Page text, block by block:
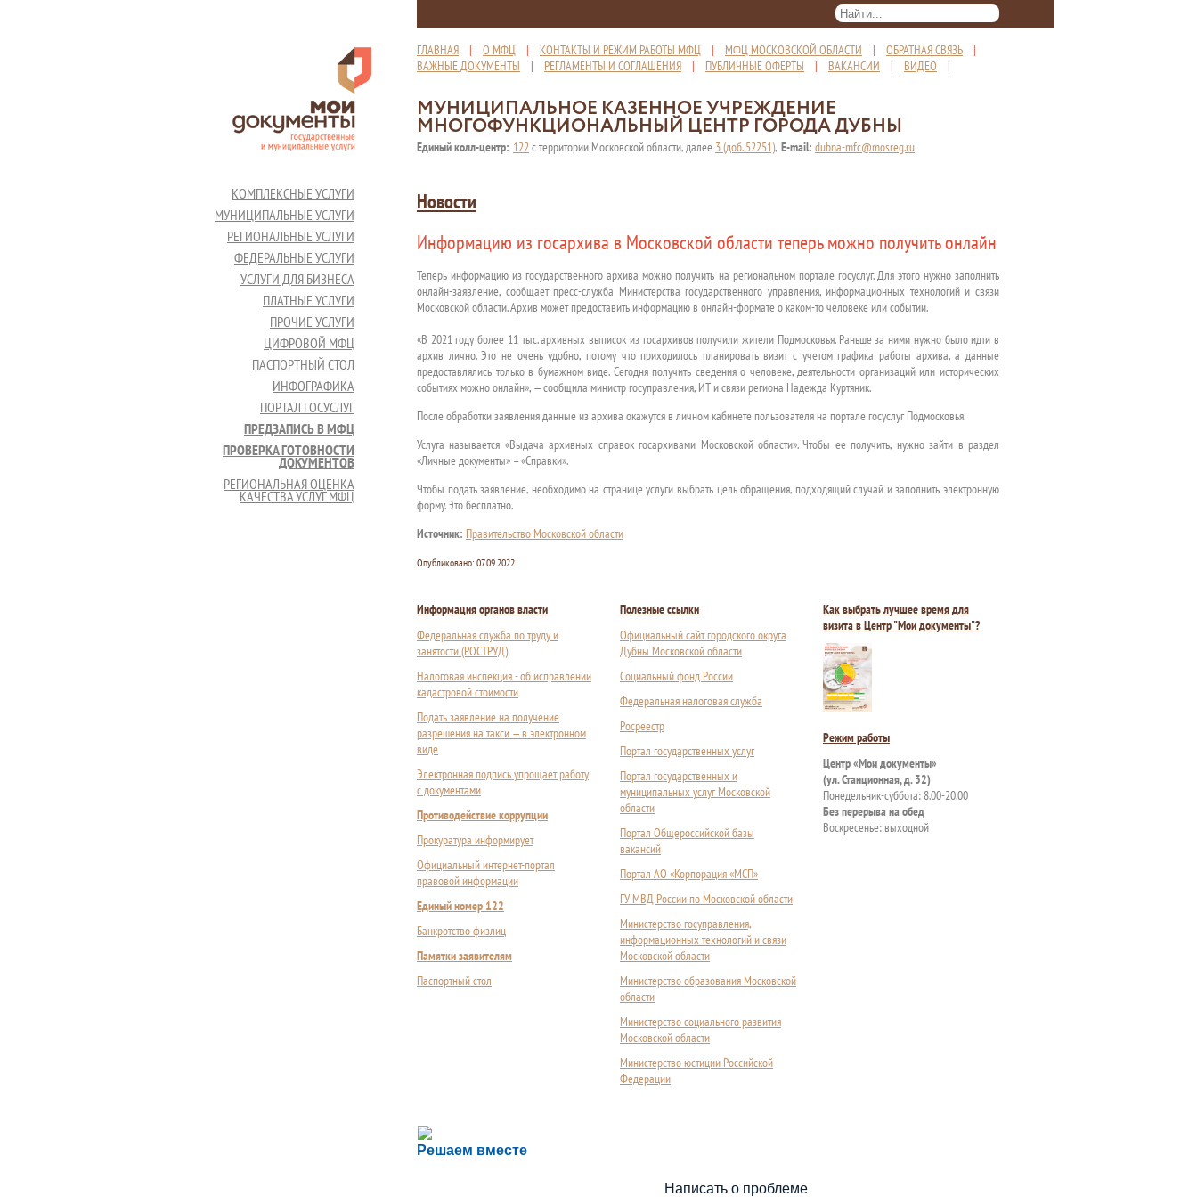
ГЛАВНАЯ | О МФЦ | КОНТАКТЫ И РЕЖИМ РАБОТЫ МФЦ | МФЦ МОСКОВСКОЙ ОБЛАСТИ | ОБРАТНАЯ СВЯЗЬ |
ВАЖНЫЕ ДОКУМЕНТЫ | РЕГЛАМЕНТЫ И СОГЛАШЕНИЯ | ПУБЛИЧНЫЕ ОФЕРТЫ | ВАКАНСИИ | ВИДЕО |
МУНИЦИПАЛЬНОЕ КАЗЕННОЕ УЧРЕЖДЕНИЕ
МНОГОФУНКЦИОНАЛЬНЫЙ ЦЕНТР ГОРОДА ДУБНЫ
Единый колл-центр: 122с территории Московской области, далее 3 (доб. 52251), E-mail: dubna-mfc@mosreg.ru
КОМПЛЕКСНЫЕ УСЛУГИ
МУНИЦИПАЛЬНЫЕ УСЛУГИ
РЕГИОНАЛЬНЫЕ УСЛУГИ
ФЕДЕРАЛЬНЫЕ УСЛУГИ
УСЛУГИ ДЛЯ БИЗНЕСА
ПЛАТНЫЕ УСЛУГИ
ПРОЧИЕ УСЛУГИ
ЦИФРОВОЙ МФЦ
ПАСПОРТНЫЙ СТОЛ
ИНФОГРАФИКА
ПОРТАЛ ГОСУСЛУГ
ПРЕДЗАПИСЬ В МФЦ
ПРОВЕРКА ГОТОВНОСТИ
ДОКУМЕНТОВ
РЕГИОНАЛЬНАЯ ОЦЕНКА
КАЧЕСТВА УСЛУГ МФЦ
Новости
Информацию из госархива в Московской области теперь можно получить онлайн
Теперь информацию из государственного архива можно получить на региональном портале госуслуг. Для этого нужно заполнить
онлайн-заявление, сообщает пресс-служба Министерства государственного управления, информационных технологий и связи
Московской области. Архив может предоставить информацию в онлайн-формате о каком-то человеке или событии.
«В 2021 году более 11 тыс. архивных выписок из госархивов получили жители Подмосковья. Раньше за ними нужно было идти в
архив лично. Это не очень удобно, потому что приходилось планировать визит с учетом графика работы архива, а данные
предоставлялись только в бумажном виде. Сегодня получить сведения о человеке, деятельности организаций или исторических
событиях можно онлайн», — сообщила министр госуправления, ИТ и связи региона Надежда Куртяник.
После обработки заявления данные из архива окажутся в личном кабинете пользователя на портале госуслуг Подмосковья.
Услуга называется «Выдача архивных справок госархивами Московской области». Чтобы ее получить, нужно зайти в раздел
«Личные документы» – «Справки».
Чтобы подать заявление, необходимо на странице услуги выбрать цель обращения, подходящий случай и заполнить электронную
форму. Это бесплатно.
Источник: Правительство Московской области
Опубликовано: 07.09.2022
Информация органов власти
Федеральная служба по труду и
занятости (РОСТРУД)
Налоговая инспекция - об исправлении
кадастровой стоимости
Подать заявление на получение
разрешения на такси — в электронном
виде
Электронная подпись упрощает работу
с документами
Противодействие коррупции
Прокуратура информирует
Официальный интернет-портал
правовой информации
Единый номер 122
Банкротство физлиц
Памятки заявителям
Паспортный стол
Полезные ссылки
Официальный сайт городского округа
Дубны Московской области
Социальный фонд России
Федеральная налоговая служба
Росреестр
Портал государственных услуг
Портал государственных и
муниципальных услуг Московской
области
Портал Общероссийской базы
вакансий
Портал АО «Корпорация «МСП»
ГУ МВД России по Московской области
Министерство госуправления,
информационных технологий и связи
Московской области
Министерство образования Московской
области
Министерство социального развития
Московской области
Министерство юстиции Российской
Федерации
Как выбрать лучшее время для
визита в Центр "Мои документы"?
Режим работы
Центр «Мои документы»
(ул. Станционная, д. 32)
Понедельник-суббота: 8.00-20.00
Без перерыва на обед
Воскресенье: выходной
Решаем вместе
Сложности с получением социальной выплаты или пособия?
Сообщите об этом
Написать о проблеме